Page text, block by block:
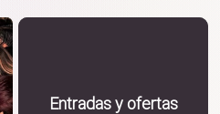
Entradas y ofertas